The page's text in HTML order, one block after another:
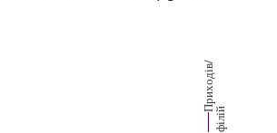
П
р
и
х
о
д
і
в
/
ф
і
л
і
й